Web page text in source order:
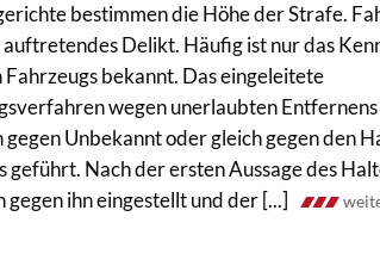
bestimmen die Höhe der Strafe.
Delikt. Häufig ist nur das
bekannt. Das eingeleitete
wegen unerlaubten
Unbekannt oder gleich gegen den
geführt. Nach der ersten Aussage des
ihn eingestellt und der [...]